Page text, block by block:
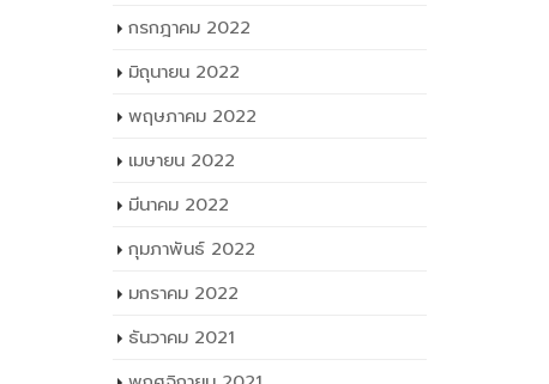
กรกฎาคม 2022
มิถุนายน 2022
พฤษภาคม 2022
เมษายน 2022
มีนาคม 2022
กุมภาพันธ์ 2022
มกราคม 2022
ธันวาคม 2021